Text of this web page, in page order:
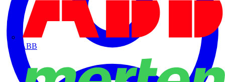
ABB